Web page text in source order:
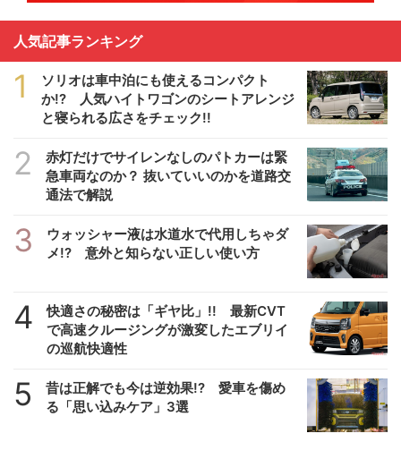
人気記事ランキング
1
ソリオは車中泊にも使えるコンパクト
か!? 人気ハイトワゴンのシートアレンジ
と寝られる広さをチェック!!
2
赤灯だけでサイレンなしのパトカーは緊
急車両なのか？ 抜いていいのかを道路交
通法で解説
3
ウォッシャー液は水道水で代用しちゃダ
メ!? 意外と知らない正しい使い方
4
快適さの秘密は「ギヤ比」!! 最新CVT
で高速クルージングが激変したエブリイ
の巡航快適性
5
昔は正解でも今は逆効果!? 愛車を傷め
る「思い込みケア」3選